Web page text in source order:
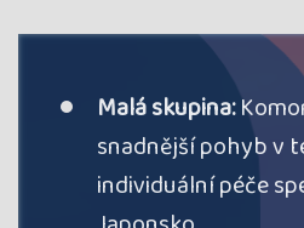
Radka Dočkalová
Kód termínu
rezervovať
voľno
18.03. -
Malá skupina:
snadnější pohyb v
individuální péče